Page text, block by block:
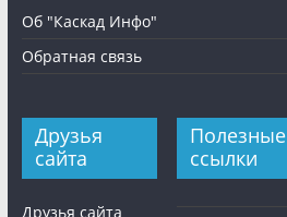
Об "Каскад Инфо"
Обратная связь
Друзья
сайта
Друзья сайта
Полезные
ссылки